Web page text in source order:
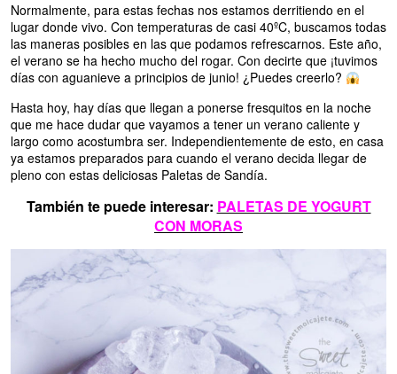
Normalmente, para estas fechas nos estamos derritiendo en el
lugar donde vivo. Con temperaturas de casi 40ºC, buscamos todas
las maneras posibles en las que podamos refrescarnos. Este año,
el verano se ha hecho mucho del rogar. Con decirte que ¡tuvimos
días con aguanieve a principios de junio! ¿Puedes creerlo?
Hasta hoy, hay días que llegan a ponerse fresquitos en la noche
que me hace dudar que vayamos a tener un verano caliente y
largo como acostumbra ser. Independientemente de esto, en casa
ya estamos preparados para cuando el verano decida llegar de
pleno con estas deliciosas Paletas de Sandía.
También te puede interesar: PALETAS DE YOGURT
CON MORAS